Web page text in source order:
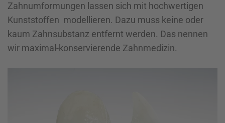
Zahnumformungen lassen sich mit hochwertigen
Kunststoffen modellieren. Dazu muss keine oder
kaum Zahnsubstanz entfernt werden. Das nennen
wir maximal-konservierende Zahnmedizin.